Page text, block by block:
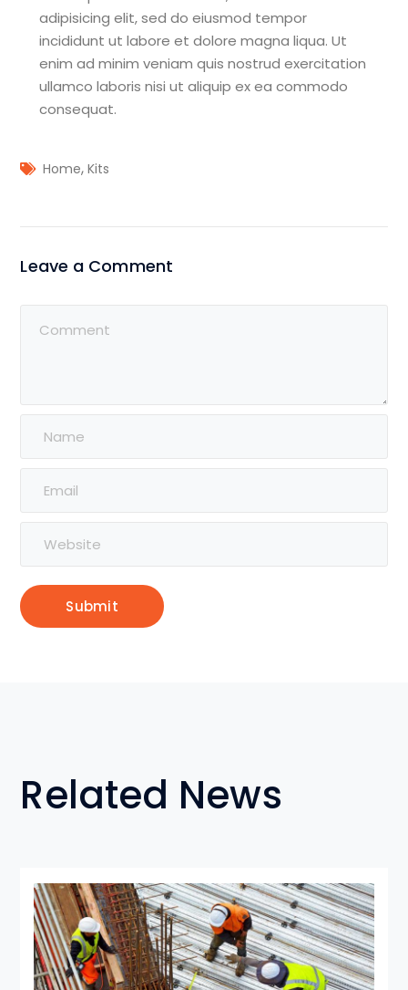
adipisicing elit, sed do eiusmod tempor
incididunt ut labore et dolore magna liqua. Ut
enim ad minim veniam quis nostrud exercitation
ullamco laboris nisi ut aliquip ex ea commodo
consequat.
Home,Kits
Leave a Comment
Related News